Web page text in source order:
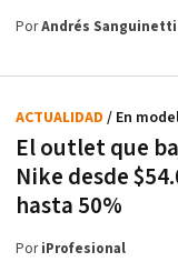
PorAndrés Sanguinetti
El outlet que
Nike desde
hasta 50%
ACTUALIDAD / En
PoriProfesional